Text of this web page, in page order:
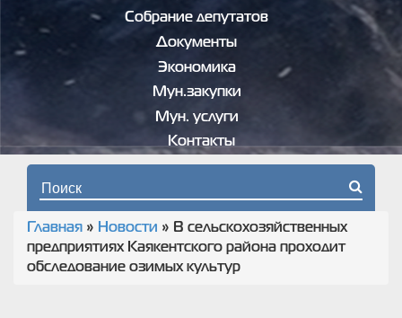
Собрание депутатов
Документы
Экономика
Мун.закупки
Мун. услуги
Контакты
Форма поиска
Вы здесь
Главная » Новости » В сельскохозяйственных
предприятиях Каякентского района проходит
обследование озимых культур